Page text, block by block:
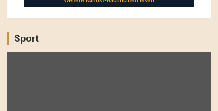
Sport